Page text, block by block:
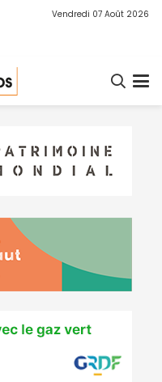
Vendredi 07 Août 2026